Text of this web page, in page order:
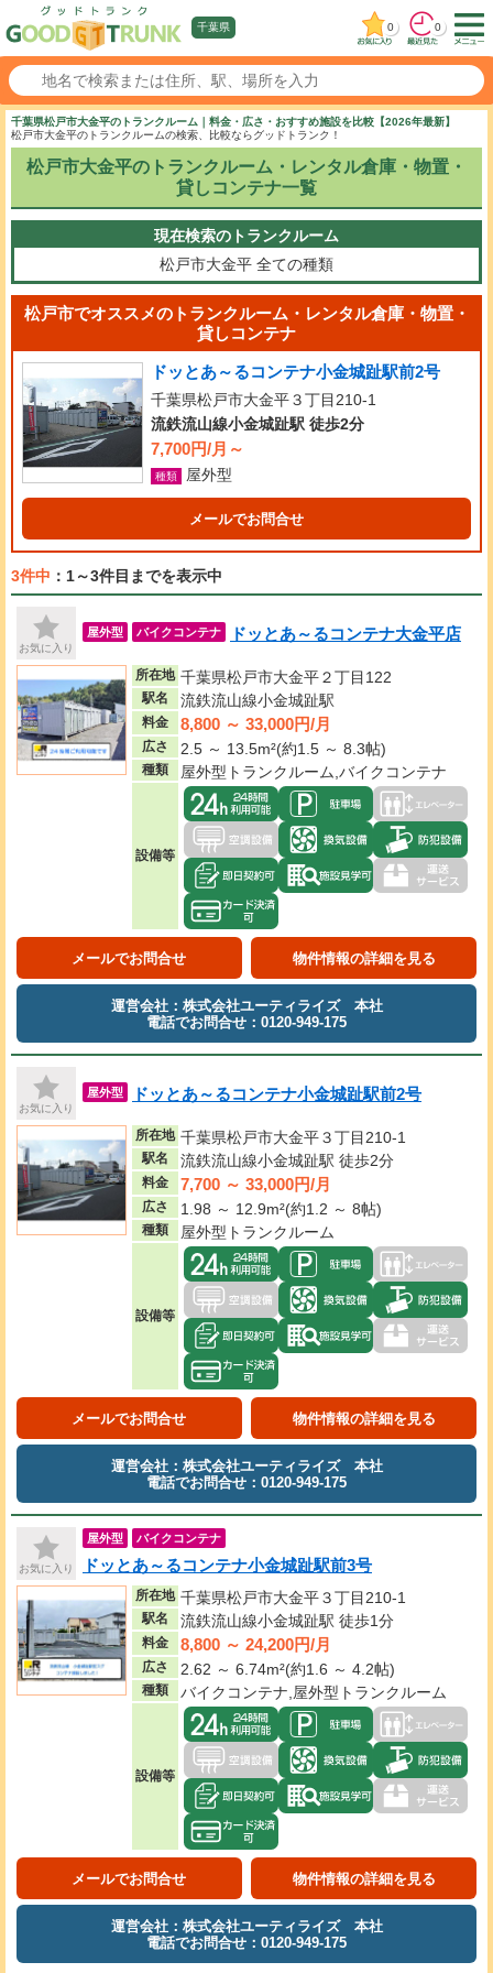
千葉県 0 0
千葉県松戸市大金平のトランクルーム｜料金・広さ・おすすめ施設を比較【2026年最新】
松戸市大金平のトランクルームの検索、比較ならグッドトランク！
松戸市大金平のトランクルーム・レンタル倉庫・物置・
貸しコンテナ一覧
現在検索のトランクルーム
松戸市大金平 全ての種類
松戸市でオススメのトランクルーム・レンタル倉庫・物置・
貸しコンテナ
ドッとあ～るコンテナ小金城趾駅前2号
千葉県松戸市大金平３丁目210-1
流鉄流山線小金城趾駅 徒歩2分
7,700円/月～
種類 屋外型
メールでお問合せ
3件中 ：1～3件目までを表示中
お気に入り
屋外型 バイクコンテナ ドッとあ～るコンテナ大金平店
所在地 千葉県松戸市大金平２丁目122
駅名 流鉄流山線小金城趾駅
料金 8,800 ～ 33,000円/月
広さ 2.5 ～ 13.5m²(約1.5 ～ 8.3帖)
種類 屋外型トランクルーム,バイクコンテナ
設備等
メールでお問合せ 物件情報の詳細を見る
運営会社：株式会社ユーティライズ 本社
電話でお問合せ：0120-949-175
お気に入り
屋外型 ドッとあ～るコンテナ小金城趾駅前2号
所在地 千葉県松戸市大金平３丁目210-1
駅名 流鉄流山線小金城趾駅 徒歩2分
料金 7,700 ～ 33,000円/月
広さ 1.98 ～ 12.9m²(約1.2 ～ 8帖)
種類 屋外型トランクルーム
設備等
メールでお問合せ 物件情報の詳細を見る
運営会社：株式会社ユーティライズ 本社
電話でお問合せ：0120-949-175
お気に入り
屋外型 バイクコンテナ
ドッとあ～るコンテナ小金城趾駅前3号
所在地 千葉県松戸市大金平３丁目210-1
駅名 流鉄流山線小金城趾駅 徒歩1分
料金 8,800 ～ 24,200円/月
広さ 2.62 ～ 6.74m²(約1.6 ～ 4.2帖)
種類 バイクコンテナ,屋外型トランクルーム
設備等
メールでお問合せ 物件情報の詳細を見る
運営会社：株式会社ユーティライズ 本社
電話でお問合せ：0120-949-175